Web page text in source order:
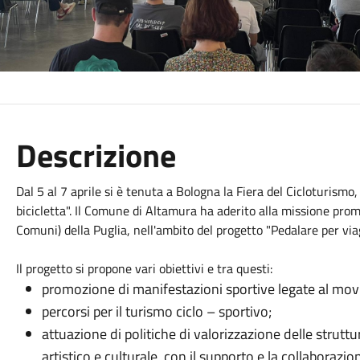
Descrizione
Dal 5 al 7 aprile si è tenuta a Bologna la Fiera del
bicicletta". Il Comune di Altamura ha aderito alla missione
Comuni) della Puglia, nell'ambito del progetto "Pedalare per
Il progetto si propone vari obiettivi e tra questi:
promozione di manifestazioni sportive legate al
percorsi per il turismo ciclo – sportivo;
attuazione di politiche di valorizzazione delle